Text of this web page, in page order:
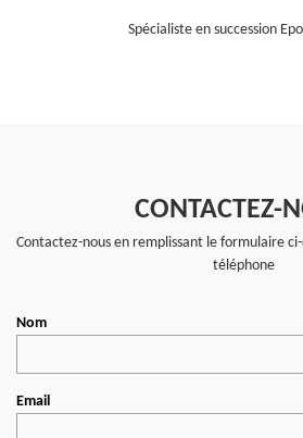
Spécialiste en succession
CONTACTEZ-
Contactez-nous en remplissant le formulaire
téléphone
Nom
Email